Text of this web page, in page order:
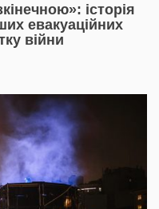
історія
евакуаційних
війни